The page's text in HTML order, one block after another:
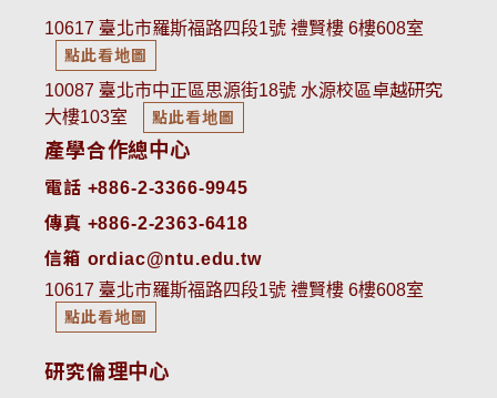
10617 臺北市羅斯福路四段1號 禮賢樓 6樓608室
點此看地圖
10087 臺北市中正區思源街18號 水源校區卓越研究
大樓103室
點此看地圖
產學合作總中心
電話 +886-2-3366-9945
傳真 +886-2-2363-6418
信箱 ordiac@ntu.edu.tw
10617 臺北市羅斯福路四段1號 禮賢樓 6樓608室
點此看地圖
研究倫理中心